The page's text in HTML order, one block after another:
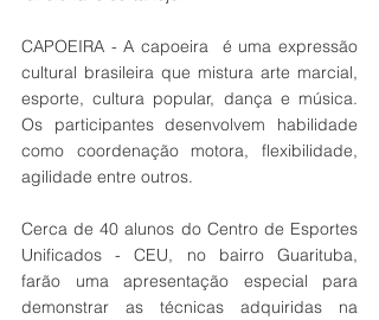
CAPOEIRA - A capoeira  é uma expressão
cultural brasileira que mistura arte marcial,
esporte, cultura popular, dança e música.
Os participantes desenvolvem habilidade
como coordenação motora, flexibilidade,
agilidade entre outros.
Cerca de 40 alunos do Centro de Esportes
Unificados - CEU, no bairro Guarituba,
farão uma apresentação especial para
demonstrar as técnicas adquiridas na